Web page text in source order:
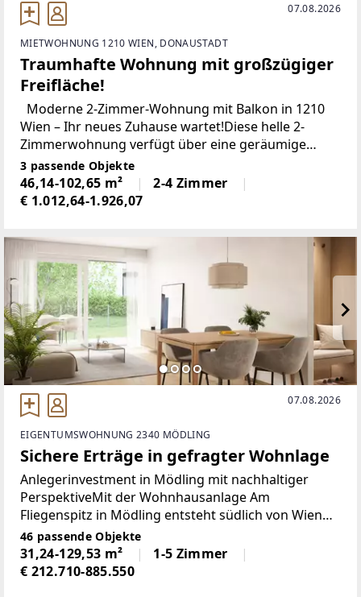
07.08.2026
MIETWOHNUNG 1210 WIEN, DONAUSTADT
Traumhafte Wohnung mit großzügiger
Freifläche!
Moderne 2-Zimmer-Wohnung mit Balkon in 1210
Wien – Ihr neues Zuhause wartet!Diese helle 2-
Zimmerwohnung verfügt über eine geräumige
Wohnküche mit Balkonzugang, ein ruhiges
Schlafzimmer, ein Badezimmer mit Toilette,
3 passende Objekte
46,14-102,65 m²
2-4 Zimmer
€ 1.012,64-1.926,07
07.08.2026
EIGENTUMSWOHNUNG 2340 MÖDLING
Sichere Erträge in gefragter Wohnlage
Anlegerinvestment in Mödling mit nachhaltiger
PerspektiveMit der Wohnhausanlage Am
Fliegenspitz in Mödling entsteht südlich von Wien
ein hochwertiges Wohnprojekt in einer der
gefragtesten Wohnlagen des Wiener Umlands. Die
ruhige, grüne Umgebung
46 passende Objekte
31,24-129,53 m²
1-5 Zimmer
€ 212.710-885.550